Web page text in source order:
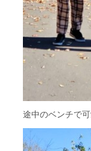
途中のベンチで